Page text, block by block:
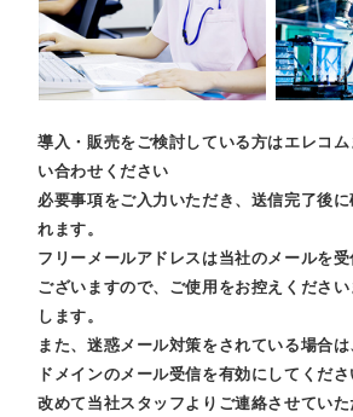
導入・販売をご検討している方はエレコ
い合わせください
必要事項をご入力いただき、送信完了後
れます。
フリーメールアドレスは当社のメールを
ございますので、ご使用をお控えくださ
します。
また、迷惑メール対策をされている場合は
ドメインのメール受信を有効にしてくださ
改めて当社スタッフよりご連絡させていた